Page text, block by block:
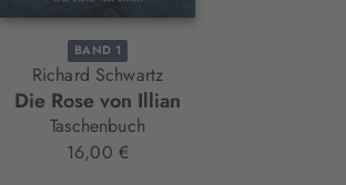
BAND 1
Richard Schwartz
Die Rose von Illian
Taschenbuch
16,00 €